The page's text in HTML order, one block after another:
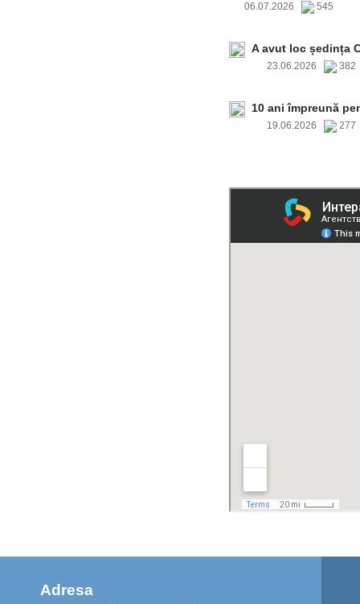
06.07.2026 545
A avut loc ședința
23.06.2026 382
10 ani împreună
19.06.2026 277
Adresa